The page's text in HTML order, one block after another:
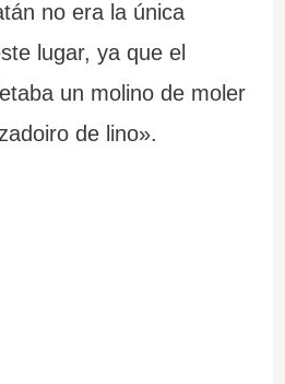
no era la única
lugar, ya que el
un molino de moler
de lino».